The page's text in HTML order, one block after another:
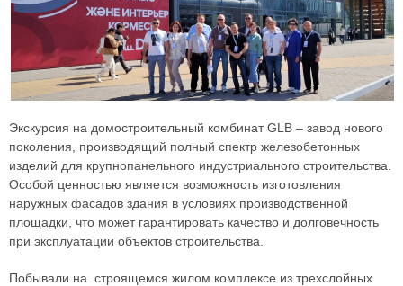
Экскурсия на домостроительный комбинат GLB – завод нового
поколения, производящий полный спектр железобетонных
изделий для крупнопанельного индустриального строительства.
Особой ценностью является возможность изготовления
наружных фасадов здания в условиях производственной
площадки, что может гарантировать качество и долговечность
при эксплуатации объектов строительства.
Побывали на строящемся жилом комплексе из трехслойных